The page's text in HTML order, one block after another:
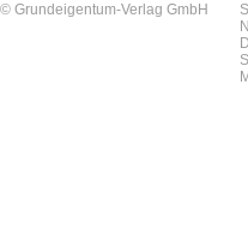
© Grundeigentum-Verlag GmbH